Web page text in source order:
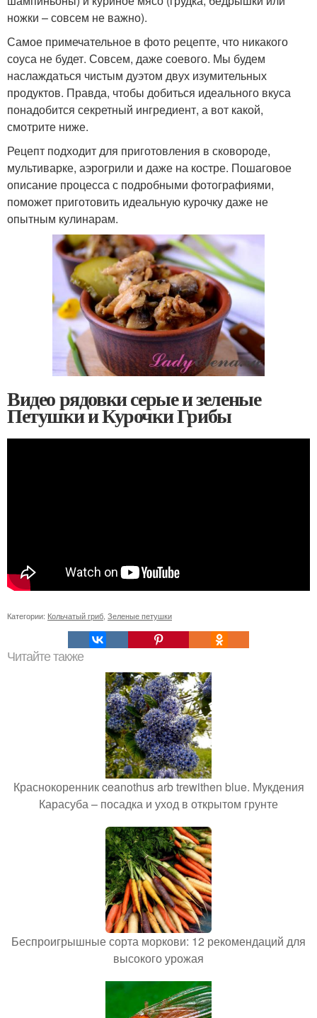
ножки – совсем не важно).
Самое примечательное в фото рецепте, что никакого
соуса не будет. Совсем, даже соевого. Мы будем
наслаждаться чистым дуэтом двух изумительных
продуктов. Правда, чтобы добиться идеального вкуса
понадобится секретный ингредиент, а вот какой,
смотрите ниже.
Рецепт подходит для приготовления в сковороде,
мультиварке, аэрогрили и даже на костре. Пошаговое
описание процесса с подробными фотографиями,
поможет приготовить идеальную курочку даже не
опытным кулинарам.
Видео рядовки серые и зеленые
Петушки и Курочки Грибы
Категории: Кольчатый гриб Зеленые петушки
Читайте также
Краснокоренник ceanothus arb trewithen blue. Мукдения
Карасуба – посадка и уход в открытом грунте
Беспроигрышные сорта моркови: 12 рекомендаций для
высокого урожая